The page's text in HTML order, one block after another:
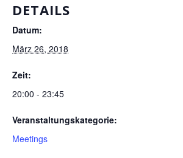
DETAILS
Datum:
März 26, 2018
Zeit:
20:00 - 23:45
Veranstaltungskategorie:
Meetings